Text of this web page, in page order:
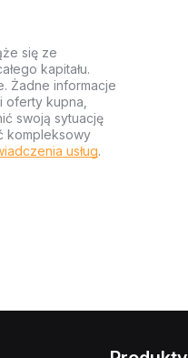
się ze
kapitału.
Żadne informacje
oferty kupna,
swoją sytuację
kompleksowy
usług.